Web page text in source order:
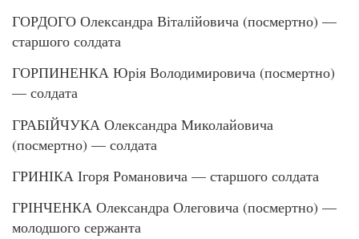
ГОРДОГО Олександра Віталійовича (посмертно) —
старшого солдата
ГОРПИНЕНКА Юрія Володимировича (посмертно)
— солдата
ГРАБІЙЧУКА Олександра Миколайовича
(посмертно) — солдата
ГРИНІКА Ігоря Романовича — старшого солдата
ГРІНЧЕНКА Олександра Олеговича (посмертно) —
молодшого сержанта